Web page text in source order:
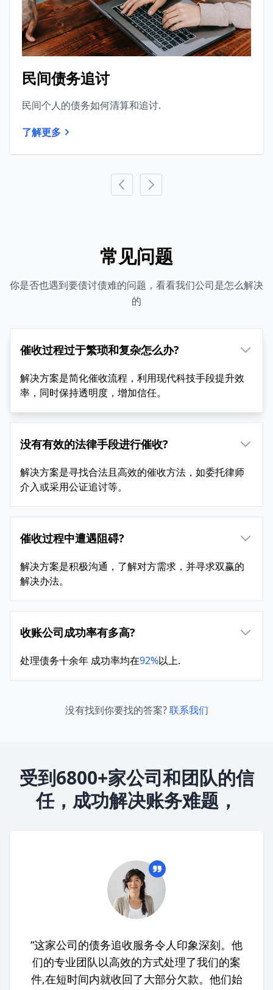
民间债务追讨
民间个人的债务如何清算和追讨.
了解更多
常见问题
你是否也遇到要债讨债难的问题，看看我们公司是怎么解决
的
催收过程过于繁琐和复杂怎么办?
解决方案是简化催收流程，利用现代科技手段提升效
率，同时保持透明度，增加信任。
没有有效的法律手段进行催收?
解决方案是寻找合法且高效的催收方法，如委托律师
介入或采用公证追讨等。
催收过程中遭遇阻碍?
解决方案是积极沟通，了解对方需求，并寻求双赢的
解决办法。
收账公司成功率有多高?
处理债务十余年 成功率均在92%以上.
没有找到你要找的答案?联系我们
受到6800+家公司和团队的信
任，成功解决账务难题，
“这家公司的债务追收服务令人印象深刻。他
们的专业团队以高效的方式处理了我们的案
件,在短时间内就收回了大部分欠款。他们始